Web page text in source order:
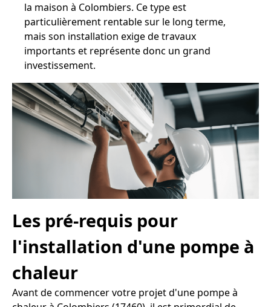
la maison à Colombiers. Ce type est
particulièrement rentable sur le long terme,
mais son installation exige de travaux
importants et représente donc un grand
investissement.
Les pré-requis pour
l'installation d'une pompe à
chaleur
Avant de commencer votre projet d'une pompe à